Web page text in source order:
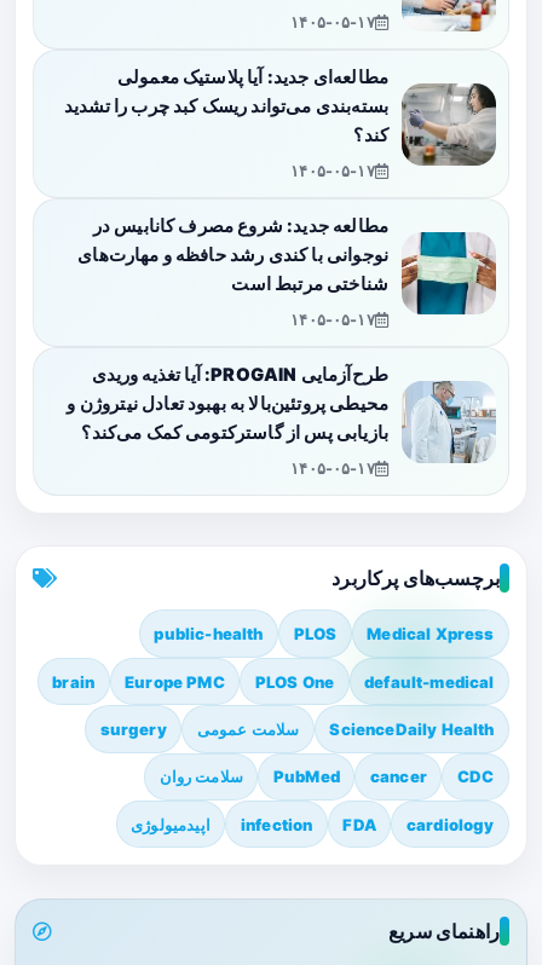
۱۴۰۵-۰۵-۱۷
مطالعه‌ای جدید: آیا پلاستیک معمولی
بسته‌بندی می‌تواند ریسک کبد چرب را تشدید
کند؟
۱۴۰۵-۰۵-۱۷
مطالعه جدید: شروع مصرف کانابیس در
نوجوانی با کندی رشد حافظه و مهارت‌های
شناختی مرتبط است
۱۴۰۵-۰۵-۱۷
طرح‌آزمایی PROGAIN: آیا تغذیه وریدی
محیطی پروتئین‌بالا به بهبود تعادل نیتروژن و
بازیابی پس از گاسترکتومی کمک می‌کند؟
۱۴۰۵-۰۵-۱۷
برچسب‌های پرکاربرد
Medical Xpress
PLOS
public-health
default-medical
PLOS One
Europe PMC
brain
ScienceDaily Health سلامت عمومی surgery
CDC
cancer
PubMed سلامت روان
cardiology
FDA
infection اپیدمیولوژی
راهنمای سریع